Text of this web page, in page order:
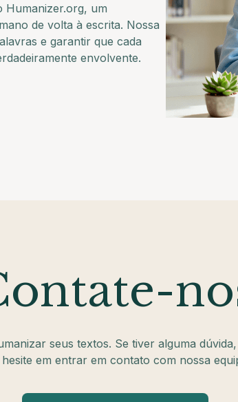
Humanizer.org, um
de volta à escrita. Nossa
e garantir que cada
envolvente.
seus textos. Se tiver alguma
em entrar em contato com nossa